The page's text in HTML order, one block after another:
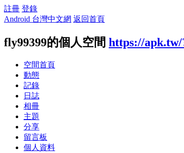
註冊 登錄
Android 台灣中文網 返回首頁
fly99399的個人空間 https://apk.tw/
空間首頁
動態
記錄
日誌
相冊
主題
分享
留言板
個人資料